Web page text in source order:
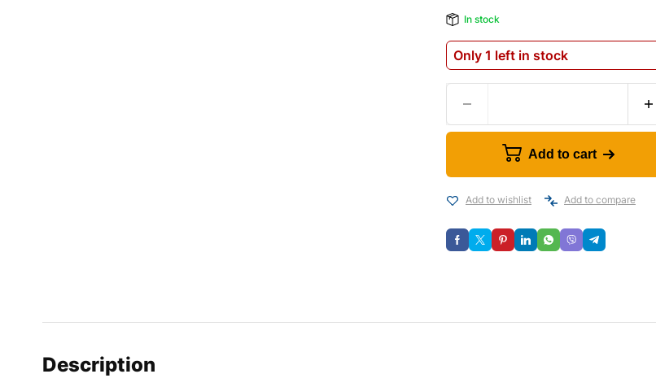
In stock
Only 1 left in stock
Add to cart
Add to wishlist Add to compare
Description